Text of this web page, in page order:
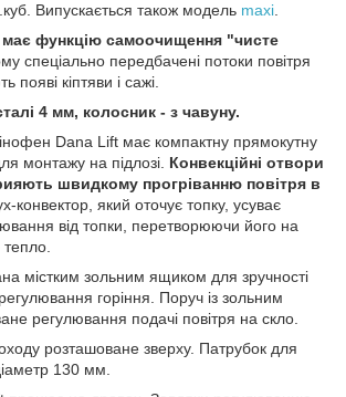
Випускається також модель maxi.
має функцію самоочищення "чисте
спеціально передбачені потоки повітря
появі кіптяви і сажі.
4 мм, колосник - з чавуну.
Dana Lift має компактну прямокутну
монтажу на підлозі. Конвекційні отвори
швидкому прогріванню повітря в
конвектор, який оточує топку, усуває
від топки, перетворюючи його на
тепло.
містким зольним ящиком для зручності
горіння. Поруч із зольним
регулювання подачі повітря на скло.
розташоване зверху. Патрубок для
130 мм.